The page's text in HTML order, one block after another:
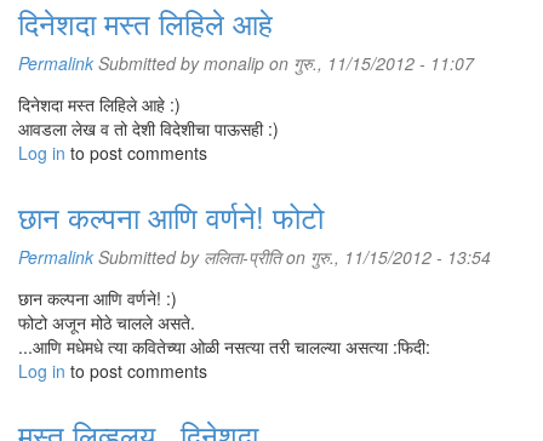
दिनेशदा मस्त लिहिले आहे
Permalink Submitted bymonalip on गुरु., 11/15/2012 - 11:07
दिनेशदा मस्त लिहिले आहे :)
आवडला लेख व तो देशी विदेशीचा पाऊसही :)
Log in to post comments
छान कल्पना आणि वर्णने! फोटो
Permalink Submitted by ललिता-प्रीतिon गुरु., 11/15/2012 - 13:54
छान कल्पना आणि वर्णने! :)
फोटो अजून मोठे चालले असते.
...आणि मधेमधे त्या कवितेच्या ओळी नसत्या तरी चालल्या असत्या :फिदी:
Log in to post comments